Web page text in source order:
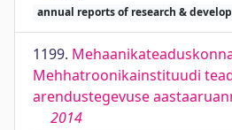
annual reports of research &
1199.
Mehhatroonikainstituudi
arendustegevuse
2014